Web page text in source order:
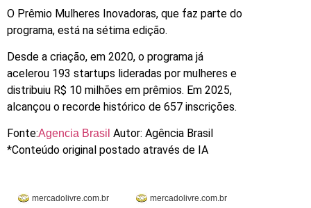
O Prêmio Mulheres Inovadoras, que faz parte do
programa, está na sétima edição.
Desde a criação, em 2020, o programa já
acelerou 193 startups lideradas por mulheres e
distribuiu R$ 10 milhões em prêmios. Em 2025,
alcançou o recorde histórico de 657 inscrições.
Fonte:Agencia Brasil Autor: Agência Brasil
*Conteúdo original postado através de IA
mercadolivre.com.br mercadolivre.com.br